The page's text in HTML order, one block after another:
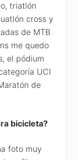
triatlón
cross y
de MTB
me quedo
el pódium
UCI
de
bicicleta?
foto muy